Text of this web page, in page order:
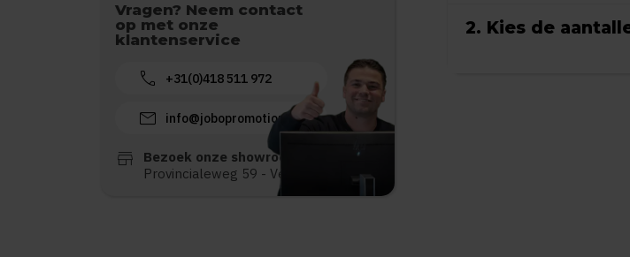
Vragen? Neem contact
op met onze
klantenservice
call +31(0)418 511 972
mail info@jobopromotions.nl
store
Bezoek onze showroom:
Provincialeweg 59 - Velddriel
2. Kies de